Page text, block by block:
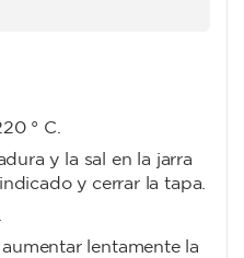
° C.
y la sal en la jarra
y cerrar la tapa.
lentamente la